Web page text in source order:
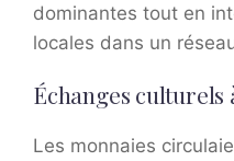
dominantes tout en
locales dans un
Échanges
Les monnaies